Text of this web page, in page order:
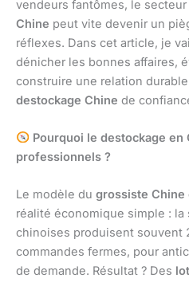
vendeurs fantômes, le secteur
Chine peut vite devenir un
réflexes. Dans cet article, je
dénicher les bonnes affaires,
construire une relation
destockage Chine de
Pourquoi le destockage en
professionnels ?
Le modèle du grossiste Chine
réalité économique simple :
chinoises produisent souvent
commandes fermes, pour
de demande. Résultat ? Des